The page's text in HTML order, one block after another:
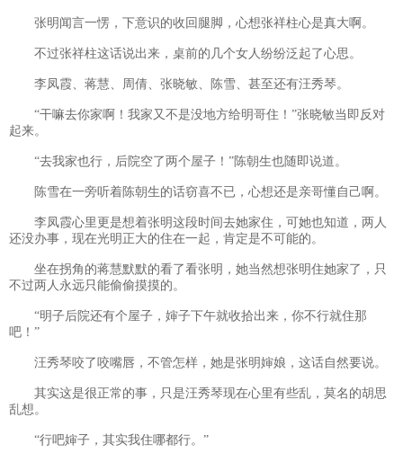
张明闻言一愣，下意识的收回腿脚，心想张祥柱心是真大啊。
不过张祥柱这话说出来，桌前的几个女人纷纷泛起了心思。
李凤霞、蒋慧、周倩、张晓敏、陈雪、甚至还有汪秀琴。
“干嘛去你家啊！我家又不是没地方给明哥住！”张晓敏当即反对
起来。
“去我家也行，后院空了两个屋子！”陈朝生也随即说道。
陈雪在一旁听着陈朝生的话窃喜不已，心想还是亲哥懂自己啊。
李凤霞心里更是想着张明这段时间去她家住，可她也知道，两人
还没办事，现在光明正大的住在一起，肯定是不可能的。
坐在拐角的蒋慧默默的看了看张明，她当然想张明住她家了，只
不过两人永远只能偷偷摸摸的。
“明子后院还有个屋子，婶子下午就收拾出来，你不行就住那
吧！”
汪秀琴咬了咬嘴唇，不管怎样，她是张明婶娘，这话自然要说。
其实这是很正常的事，只是汪秀琴现在心里有些乱，莫名的胡思
乱想。
“行吧婶子，其实我住哪都行。”